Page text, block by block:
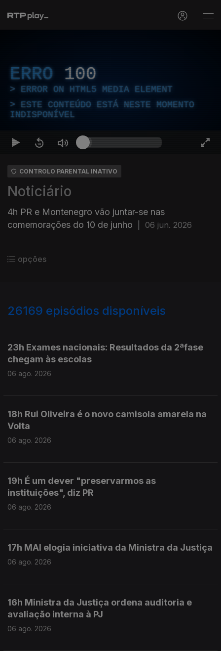
ERRO 100
ERROR ON HTML5 MEDIA ELEMENT
ESTE CONTEÚDO ESTÁ NESTE MOMENTO
INDISPONÍVEL
CONTROLO PARENTAL INATIVO
Noticiário
4h PR e Montenegro vão juntar-se nas
comemorações do 10 de junho
06 jun. 2026
opções
26169 episódios disponíveis
23h Exames nacionais: Resultados da 2ªfase
chegam às escolas
06 ago. 2026
18h Rui Oliveira é o novo camisola amarela na
Volta
06 ago. 2026
19h É um dever "preservarmos as
instituições", diz PR
06 ago. 2026
17h MAI elogia iniciativa da Ministra da Justiça
06 ago. 2026
16h Ministra da Justiça ordena auditoria e
avaliação interna à PJ
06 ago. 2026